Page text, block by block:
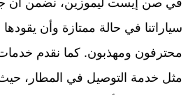
في صن إيست ليموزين، نضمن أن
سياراتنا في حالة ممتازة وأن
محترفون ومهذبون. كما نقدم
مثل خدمة التوصيل في المطار،